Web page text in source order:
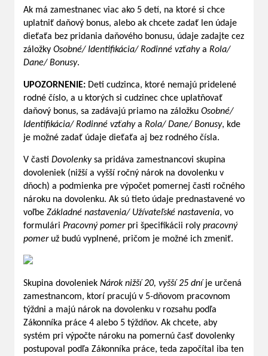
Ak má zamestnanec viac ako 5 detí, na ktoré si chce
uplatniť daňový bonus, alebo ak chcete zadať len údaje
dieťaťa bez pridania daňového bonusu, údaje zadajte cez
záložky Osobné/ Identifikácia/ Rodinné vzťahya Rola/
Dane/ Bonusy.
UPOZORNENIE: Deti cudzinca, ktoré nemajú pridelené
rodné číslo, a u ktorých si cudzinec chce uplatňovať
daňový bonus, sa zadávajú priamo na záložku Osobné/
Identifikácia/ Rodinné vzťahya Rola/ Dane/ Bonusy, kde
je možné zadať údaje dieťaťa aj bez rodného čísla.
V časti Dovolenkysa pridáva zamestnancovi skupina
dovoleniek (nižší a vyšší ročný nárok na dovolenku v
dňoch) a podmienka pre výpočet pomernej časti ročného
nároku na dovolenku. Ak sú tieto údaje prednastavené vo
voľbe Základné nastavenia/ Užívateľské nastavenia, vo
formulári Pracovný pomer pri špecifikácii roly pracovný
pomer už budú vyplnené, pričom je možné ich zmeniť.
Skupina dovoleniek Nárok nižší 20, vyšší 25 dníje určená
zamestnancom, ktorí pracujú v 5-dňovom pracovnom
týždni a majú nárok na dovolenku v rozsahu podľa
Zákonníka práce 4 alebo 5 týždňov. Ak chcete, aby
systém pri výpočte nároku na pomernú časť dovolenky
postupoval podľa Zákonníka práce, teda započítal iba ten